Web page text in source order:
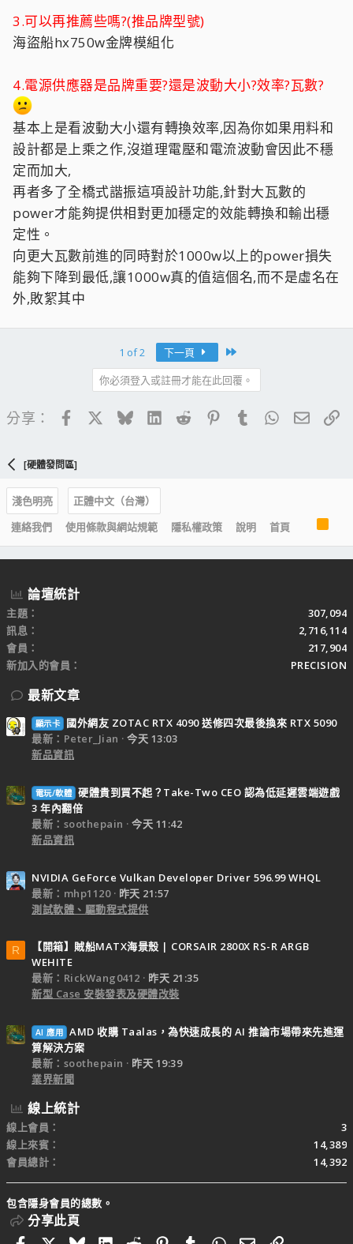
3.可以再推薦些嗎?(推品牌型號)
海盜船hx750w金牌模組化
4.電源供應器是品牌重要?還是波動大小?效率?瓦數?
基本上是看波動大小還有轉換效率,因為你如果用料和
設計都是上乘之作,沒道理電壓和電流波動會因此不穩
定而加大,
再者多了全橋式諧振這項設計功能,針對大瓦數的
power才能夠提供相對更加穩定的效能轉換和輸出穩
定性。
向更大瓦數前進的同時對於1000w以上的power損失
能夠下降到最低,讓1000w真的值這個名,而不是虛名在
外,敗絮其中
1 of 2 下一頁
你必須登入或註冊才能在此回覆。
分享： FacebookBlueskyLinkedIn
Reddit PinterestTumblrWhatsApp
電子
[硬體發問區]
淺色明亮
正體中文（台灣）
連絡我們
使用條款與網站規範 隱私權政策 說明 首頁
R
S
S
論壇統計
主題
307,094
訊息
2,716,114
會員
217,904
新加入的會員
PRECISION
最新文章
顯示卡
國外網友 ZOTAC RTX 4090 送修四次最後換來 RTX 5090
最新：Peter_Jian
今天 13:03
新品資訊
電玩/軟體 硬體貴到買不起？Take-Two CEO 認為低延遲雲端遊戲
3 年內翻倍
最新：soothepain
今天 11:42
新品資訊
NVIDIA GeForce Vulkan Developer Driver 596.99 WHQL
最新：mhp1120
昨天 21:57
測試軟體、驅動程式提供
R
【開箱】賊船MATX海景殼 | CORSAIR 2800X RS-R ARGB
WEHITE
最新：RickWang0412
昨天 21:35
新型 Case 安裝發表及硬體改裝
AI 應用 AMD 收購 Taalas，為快速成長的 AI 推論市場帶來先進運
算解決方案
最新：soothepain
昨天 19:39
業界新聞
線上統計
線上會員
3
線上來賓
14,389
會員總計
14,392
包含隱身會員的總數。
分享此頁